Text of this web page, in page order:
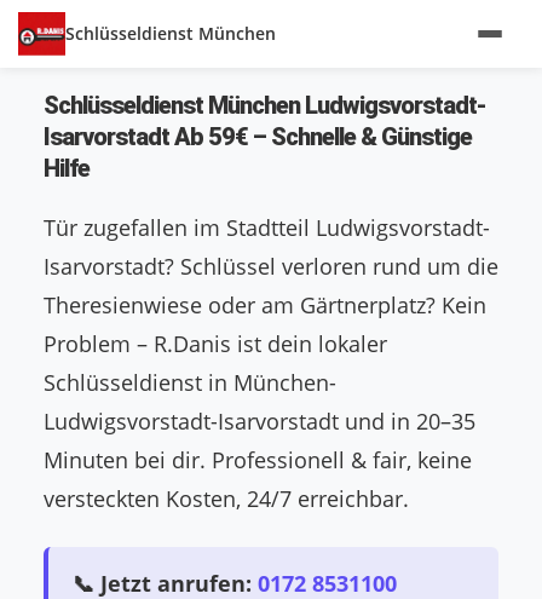
Schlüsseldienst München
Schlüsseldienst München Ludwigsvorstadt-
Isarvorstadt Ab 59€ – Schnelle & Günstige
Hilfe
Tür zugefallen im Stadtteil Ludwigsvorstadt-
Isarvorstadt? Schlüssel verloren rund um die
Theresienwiese oder am Gärtnerplatz? Kein
Problem – R.Danis ist dein lokaler
Schlüsseldienst in München-
Ludwigsvorstadt-Isarvorstadt und in 20–35
Minuten bei dir. Professionell & fair, keine
versteckten Kosten, 24/7 erreichbar.
📞 Jetzt anrufen: 0172 8531100